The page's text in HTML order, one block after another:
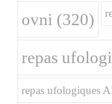
ovni (320)
repas
repas ufologiques